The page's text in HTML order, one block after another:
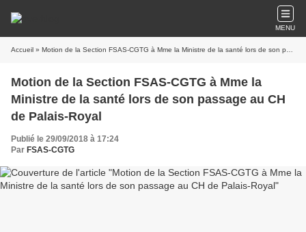
MENU
Accueil » Motion de la Section FSAS-CGTG à Mme la Ministre de la santé lors de son passage au CH de Palais-Royal
Motion de la Section FSAS-CGTG à Mme la
Ministre de la santé lors de son passage au CH
de Palais-Royal
Publié le 29/09/2018 à 17:24
Par FSAS-CGTG